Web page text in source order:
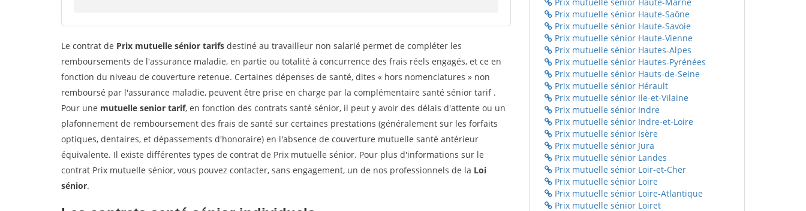
Le contrat de Prix mutuelle sénior tarifs destiné au travailleur non salarié permet de compléter les
remboursements de l'assurance maladie, en partie ou totalité à concurrence des frais réels engagés, et ce en
fonction du niveau de couverture retenue. Certaines dépenses de santé, dites « hors nomenclatures » non
remboursé par l'assurance maladie, peuvent être prise en charge par la complémentaire santé sénior tarif .
Pour une mutuelle senior tarif, en fonction des contrats santé sénior, il peut y avoir des délais d'attente ou un
plafonnement de remboursement des frais de santé sur certaines prestations (généralement sur les forfaits
optiques, dentaires, et dépassements d'honoraire) en l'absence de couverture mutuelle santé antérieur
équivalente. Il existe différentes types de contrat de Prix mutuelle sénior. Pour plus d'informations sur le
contrat Prix mutuelle sénior, vous pouvez contacter, sans engagement, un de nos professionnels de la Loi
sénior.
Prix mutuelle sénior Haute-Saône
Prix mutuelle sénior Haute-Savoie
Prix mutuelle sénior Haute-Vienne
Prix mutuelle sénior Hautes-Alpes
Prix mutuelle sénior Hautes-Pyrénées
Prix mutuelle sénior Hauts-de-Seine
Prix mutuelle sénior Hérault
Prix mutuelle sénior Ile-et-Vilaine
Prix mutuelle sénior Indre
Prix mutuelle sénior Indre-et-Loire
Prix mutuelle sénior Isère
Prix mutuelle sénior Jura
Prix mutuelle sénior Landes
Prix mutuelle sénior Loir-et-Cher
Prix mutuelle sénior Loire
Prix mutuelle sénior Loire-Atlantique
Prix mutuelle sénior Loiret